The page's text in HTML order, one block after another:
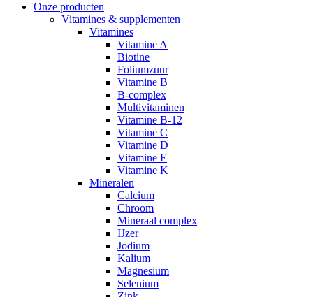
Onze producten
Vitamines & supplementen
Vitamines
Vitamine A
Biotine
Foliumzuur
Vitamine B
B-complex
Multivitaminen
Vitamine B-12
Vitamine C
Vitamine D
Vitamine E
Vitamine K
Mineralen
Calcium
Chroom
Mineraal complex
IJzer
Jodium
Kalium
Magnesium
Selenium